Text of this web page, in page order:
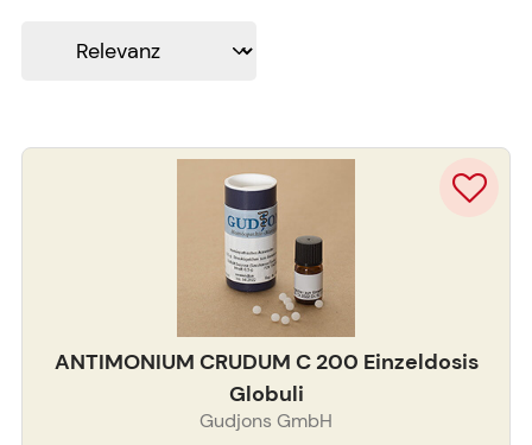
ANTIMONIUM CRUDUM C 200 Einzeldosis
Globuli
Gudjons GmbH